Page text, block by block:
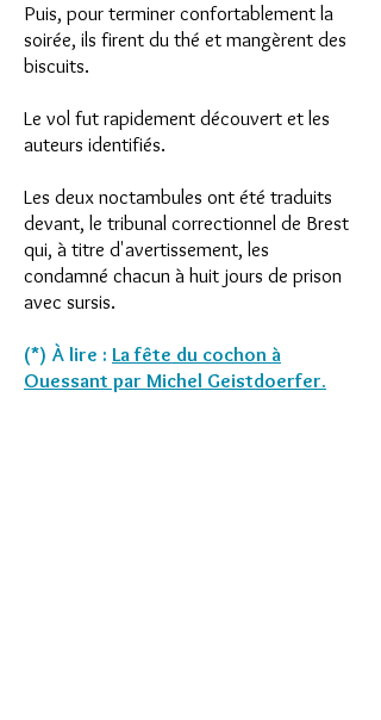
Puis, pour terminer confortablement la
soirée, ils firent du thé et mangèrent des
biscuits.
Le vol fut rapidement découvert et les
auteurs identifiés.
Les deux noctambules ont été traduits
devant, le tribunal correctionnel de Brest
qui, à titre d'avertissement, les
condamné chacun à huit jours de prison
avec sursis.
(*) À lire : La fête du cochon à
Ouessant par Michel Geistdoerfer.